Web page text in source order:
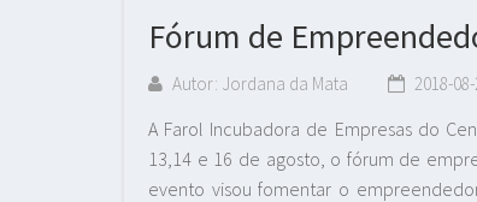
Fórum de
Autor: Jordana da Mata 2018-
A Farol Incubadora de Empresas do
13,14 e 16 de agosto, o fórum de
evento visou fomentar o